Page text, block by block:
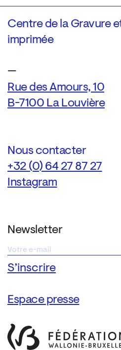
Centre de la Gravure
imprimée
—
Rue des Amours, 10
B-7100 La Louvière
Nous contacter
+32 (0) 64 27 87 27
Instagram
Newsletter
Espace presse